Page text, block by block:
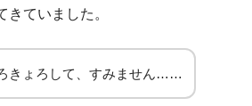
ていました。
きょろして、すみません……